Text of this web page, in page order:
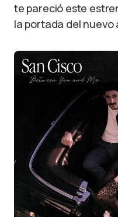
te pareció este
la portada del nuevo